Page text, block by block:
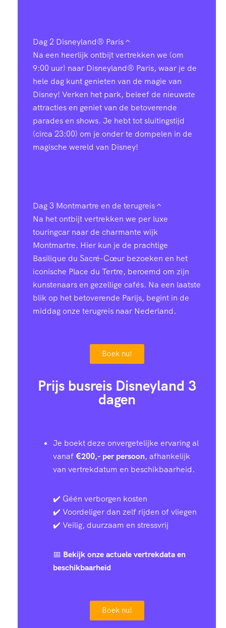
Dag 2 Disneyland® Paris
Na een heerlijk ontbijt vertrekken we (om
9:00 uur) naar Disneyland® Paris, waar je de
hele dag kunt genieten van de magie van
Disney! Verken het park, beleef de nieuwste
attracties en geniet van de betoverende
parades en shows. Je hebt tot sluitingstijd
(circa 23:00) om je onder te dompelen in de
magische wereld van Disney!
Dag 3 Montmartre en de terugreis
Na het ontbijt vertrekken we per luxe
touringcar naar de charmante wijk
Montmartre. Hier kun je de prachtige
Basilique du Sacré-Cœur bezoeken en het
iconische Place du Tertre, beroemd om zijn
kunstenaars en gezellige cafés. Na een laatste
blik op het betoverende Parijs, begint in de
middag onze terugreis naar Nederland.
Boek nu!
Prijs busreis Disneyland 3
dagen
Je boekt deze onvergetelijke ervaring al
vanaf€200,- per persoon, afhankelijk
van vertrekdatum en beschikbaarheid.
✔️ Géén verborgen kosten
✔️ Voordeliger dan zelf rijden of vliegen
✔️ Veilig, duurzaam en stressvrij
📅 Bekijk onze actuele vertrekdata en
beschikbaarheid
Boek nu!
0
9
8
7
6
5
4
7
4
2
9
6
1
8
5
2
0
7
4
1
9
6
3
0
8
5
5
3
1
9
4
2
0
8
6
4
2
0
8
6
4
2
8
6
8
1
9
2
5
8
3
6
9
1
7
0
8
1
5
6
0
3
7
4
8
1
5
2
6
0
6
0
1
2
3
3
4
5
6
6
7
8
8
9
0
0